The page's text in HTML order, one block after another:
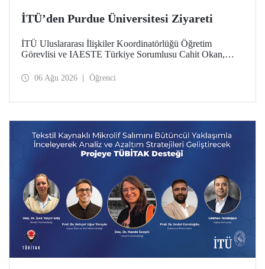
İTÜ’den Purdue Üniversitesi Ziyareti
İTÜ Uluslararası İlişkiler Koordinatörlüğü Öğretim
Görevlisi ve IAESTE Türkiye Sorumlusu Cahit Okan,
Temmuz tarihlerinde ABD’de dünyanın önde gelen
06 Ağu 2026 Öğrenci